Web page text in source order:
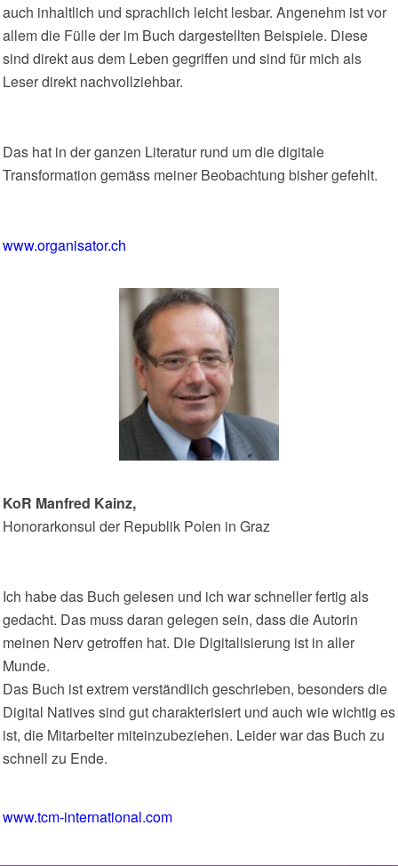
auch inhaltlich und sprachlich leicht lesbar. Angenehm ist vor
allem die Fülle der im Buch dargestellten Beispiele. Diese
sind direkt aus dem Leben gegriffen und sind für mich als
Leser direkt nachvollziehbar.
Das hat in der ganzen Literatur rund um die digitale
Transformation gemäss meiner Beobachtung bisher gefehlt.
www.organisator.ch
KoR Manfred Kainz,
Honorarkonsul der Republik Polen in Graz
Ich habe das Buch gelesen und ich war schneller fertig als
gedacht. Das muss daran gelegen sein, dass die Autorin
meinen Nerv getroffen hat. Die Digitalisierung ist in aller
Munde.
Das Buch ist extrem verständlich geschrieben, besonders die
Digital Natives sind gut charakterisiert und auch wie wichtig es
ist, die Mitarbeiter miteinzubeziehen. Leider war das Buch zu
schnell zu Ende.
www.tcm-international.com